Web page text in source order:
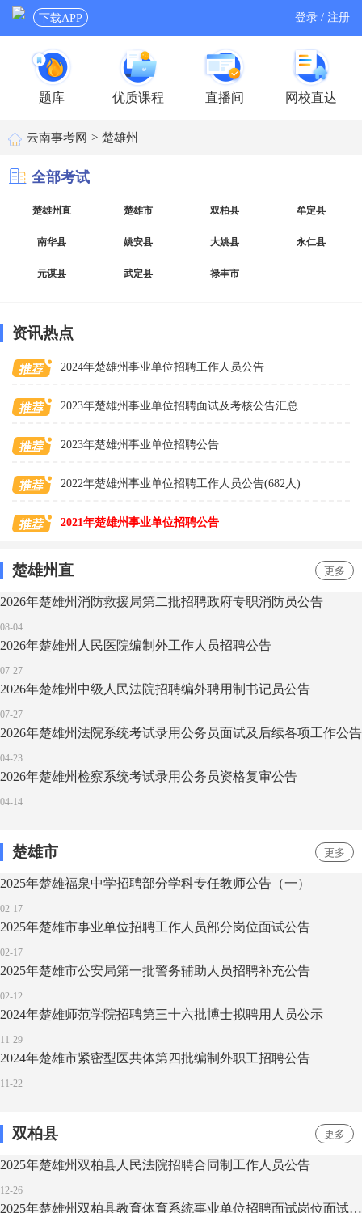
下载APP 登录 / 注册
题库 优质课程 直播间 网校直达
云南事考网 > 楚雄州
全部考试
楚雄州直 楚雄市 双柏县 牟定县
南华县 姚安县 大姚县 永仁县
元谋县 武定县 禄丰市
资讯热点
2024年楚雄州事业单位招聘工作人员公告
2023年楚雄州事业单位招聘面试及考核公告汇总
2023年楚雄州事业单位招聘公告
2022年楚雄州事业单位招聘工作人员公告(682人)
2021年楚雄州事业单位招聘公告
楚雄州直 更多
2026年楚雄州消防救援局第二批招聘政府专职消防员公告
08-04
2026年楚雄州人民医院编制外工作人员招聘公告
07-27
2026年楚雄州中级人民法院招聘编外聘用制书记员公告
07-27
2026年楚雄州法院系统考试录用公务员面试及后续各项工作公告
04-23
2026年楚雄州检察系统考试录用公务员资格复审公告
04-14
楚雄市 更多
2025年楚雄福泉中学招聘部分学科专任教师公告（一）
02-17
2025年楚雄市事业单位招聘工作人员部分岗位面试公告
02-17
2025年楚雄市公安局第一批警务辅助人员招聘补充公告
02-12
2024年楚雄师范学院招聘第三十六批博士拟聘用人员公示
11-29
2024年楚雄市紧密型医共体第四批编制外职工招聘公告
11-22
双柏县 更多
2025年楚雄州双柏县人民法院招聘合同制工作人员公告
12-26
2025年楚雄州双柏县教育体育系统事业单位招聘面试岗位面试公告